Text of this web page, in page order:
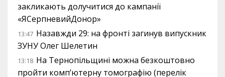
закликають долучитися до кампанії
«ЯСерпневийДонор»
13:47 Назавжди 29: на фронті загинув випускник
ЗУНУ Олег Шелетин
13:18 На Тернопільщині можна безкоштовно
пройти комп’ютерну томографію (перелік